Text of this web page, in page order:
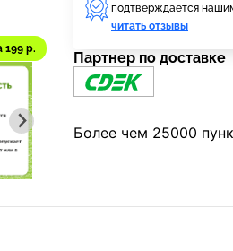
199 р.
подтверждается
читать отзывы
Партнер по доставке
Более чем 25000